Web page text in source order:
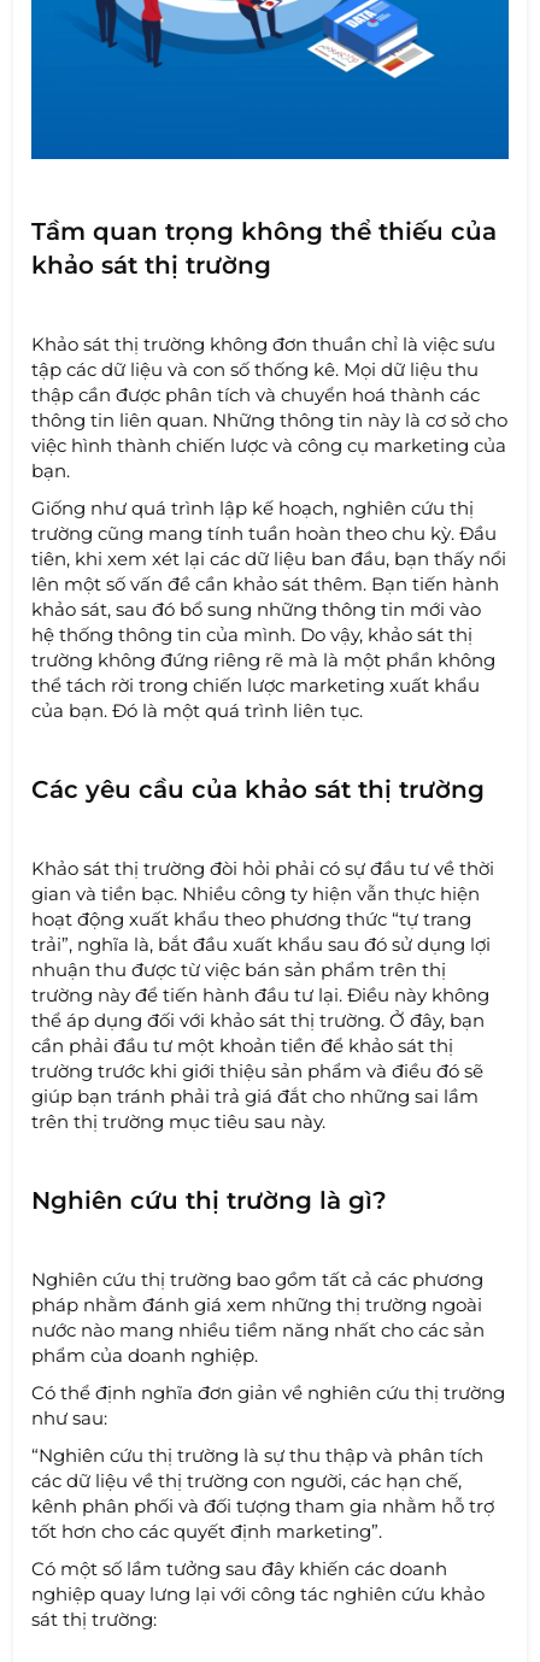
Tầm quan trọng không thể thiếu của
khảo sát thị trường
Khảo sát thị trường không đơn thuần chỉ là việc sưu
tập các dữ liệu và con số thống kê. Mọi dữ liệu thu
thập cần được phân tích và chuyển hoá thành các
thông tin liên quan. Những thông tin này là cơ sở cho
việc hình thành chiến lược và công cụ marketing của
bạn.
Giống như quá trình lập kế hoạch, nghiên cứu thị
trường cũng mang tính tuần hoàn theo chu kỳ. Đầu
tiên, khi xem xét lại các dữ liệu ban đầu, bạn thấy nổi
lên một số vấn đề cần khảo sát thêm. Bạn tiến hành
khảo sát, sau đó bổ sung những thông tin mới vào
hệ thống thông tin của mình. Do vậy, khảo sát thị
trường không đứng riêng rẽ mà là một phần không
thể tách rời trong chiến lược marketing xuất khẩu
của bạn. Đó là một quá trình liên tục.
Các yêu cầu của khảo sát thị trường
Khảo sát thị trường đòi hỏi phải có sự đầu tư về thời
gian và tiền bạc. Nhiều công ty hiện vẫn thực hiện
hoạt động xuất khẩu theo phương thức “tự trang
trải”, nghĩa là, bắt đầu xuất khẩu sau đó sử dụng lợi
nhuận thu được từ việc bán sản phẩm trên thị
trường này để tiến hành đầu tư lại. Điều này không
thể áp dụng đối với khảo sát thị trường. Ở đây, bạn
cần phải đầu tư một khoản tiền để khảo sát thị
trường trước khi giới thiệu sản phẩm và điều đó sẽ
giúp bạn tránh phải trả giá đắt cho những sai lầm
trên thị trường mục tiêu sau này.
Nghiên cứu thị trường là gì?
Nghiên cứu thị trường bao gồm tất cả các phương
pháp nhằm đánh giá xem những thị trường ngoài
nước nào mang nhiều tiềm năng nhất cho các sản
phẩm của doanh nghiệp.
Có thể định nghĩa đơn giản về nghiên cứu thị trường
như sau:
“Nghiên cứu thị trường là sự thu thập và phân tích
các dữ liệu về thị trường con người, các hạn chế,
kênh phân phối và đối tượng tham gia nhằm hỗ trợ
tốt hơn cho các quyết định marketing”.
Có một số lầm tưởng sau đây khiến các doanh
nghiệp quay lưng lại với công tác nghiên cứu khảo
sát thị trường: